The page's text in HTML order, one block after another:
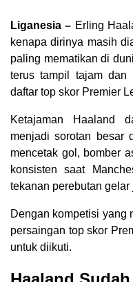
Liganesia – Erling
kenapa dirinya masih
paling mematikan di
terus tampil tajam dan
daftar top skor Premier
Ketajaman Haaland
menjadi sorotan besar
mencetak gol, bomber
konsisten saat
tekanan perebutan gelar
Dengan kompetisi yang
persaingan top skor
untuk diikuti.